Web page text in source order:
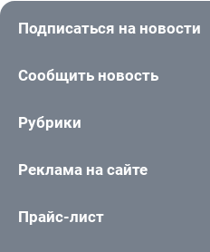
Подписаться на новости
Сообщить новость
Рубрики
Реклама на сайте
Прайс-лист